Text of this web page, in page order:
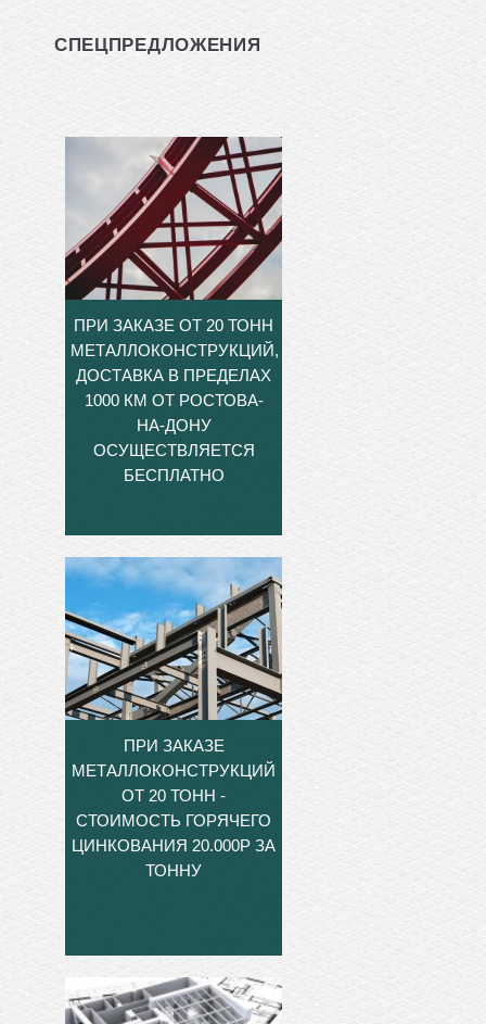
СПЕЦПРЕДЛОЖЕНИЯ
ПРИ ЗАКАЗЕ ОТ 20 ТОНН
МЕТАЛЛОКОНСТРУКЦИЙ,
ДОСТАВКА В ПРЕДЕЛАХ
1000 КМ ОТ РОСТОВА-
НА-ДОНУ
ОСУЩЕСТВЛЯЕТСЯ
БЕСПЛАТНО
ПРИ ЗАКАЗЕ
МЕТАЛЛОКОНСТРУКЦИЙ
ОТ 20 ТОНН -
СТОИМОСТЬ ГОРЯЧЕГО
ЦИНКОВАНИЯ 20.000Р ЗА
ТОННУ